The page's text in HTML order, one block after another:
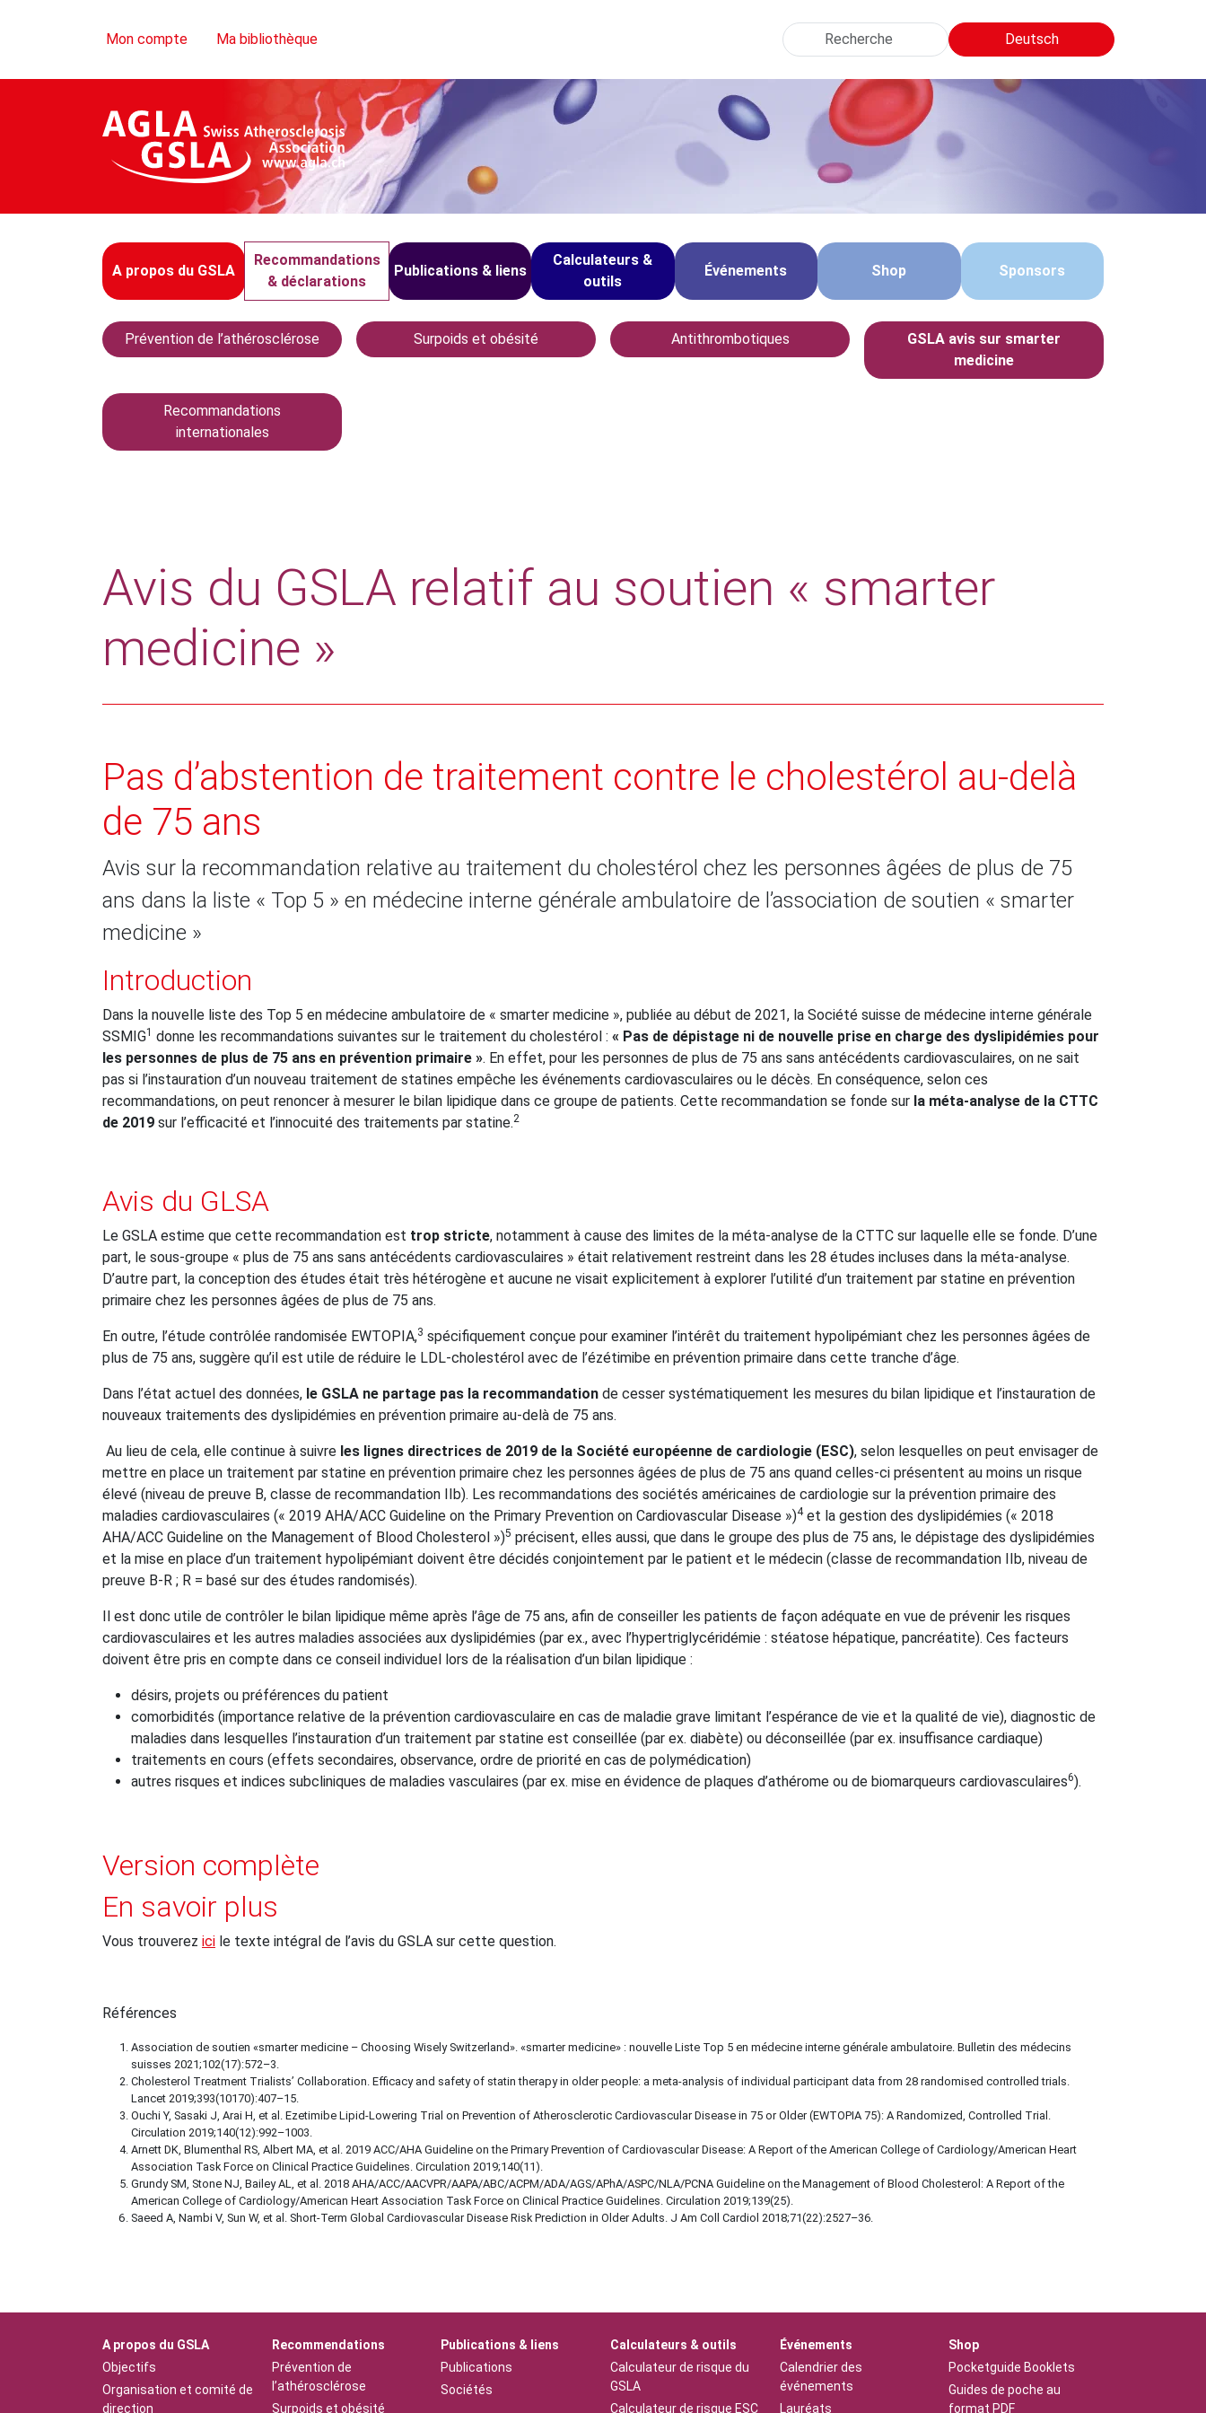
Mon compte Ma bibliothèque Recherche Deutsch
A propos du GSLA
Recommandations
& déclarations
Publications & liens
Calculateurs &
outils
Événements Shop Sponsors
Prévention de l’athérosclérose Surpoids et obésité Antithrombotiques
GSLA avis sur smarter
medicine
Recommandations
internationales
Avis du GSLA relatif au soutien « smarter
medicine »
Pas d’abstention de traitement contre le cholestérol au-delà
de 75 ans
Avis sur la recommandation relative au traitement du cholestérol chez les personnes âgées de plus de 75
ans dans la liste « Top 5 » en médecine interne générale ambulatoire de l’association de soutien « smarter
medicine »
Introduction
Dans la nouvelle liste des Top 5 en médecine ambulatoire de « smarter medicine », publiée au début de 2021, la Société suisse de médecine interne générale
SSMIG1 donne les recommandations suivantes sur le traitement du cholestérol : « Pas de dépistage ni de nouvelle prise en charge des dyslipidémies pour
les personnes de plus de 75 ans en prévention primaire ». En effet, pour les personnes de plus de 75 ans sans antécédents cardiovasculaires, on ne sait
pas si l’instauration d’un nouveau traitement de statines empêche les événements cardiovasculaires ou le décès. En conséquence, selon ces
recommandations, on peut renoncer à mesurer le bilan lipidique dans ce groupe de patients. Cette recommandation se fonde sur la méta-analyse de la CTTC
de 2019 sur l’efficacité et l’innocuité des traitements par statine.2
Avis du GLSA
Le GSLA estime que cette recommandation est trop stricte, notamment à cause des limites de la méta-analyse de la CTTC sur laquelle elle se fonde. D’une
part, le sous-groupe « plus de 75 ans sans antécédents cardiovasculaires » était relativement restreint dans les 28 études incluses dans la méta-analyse.
D’autre part, la conception des études était très hétérogène et aucune ne visait explicitement à explorer l’utilité d’un traitement par statine en prévention
primaire chez les personnes âgées de plus de 75 ans.
En outre, l’étude contrôlée randomisée EWTOPIA,3 spécifiquement conçue pour examiner l’intérêt du traitement hypolipémiant chez les personnes âgées de
plus de 75 ans, suggère qu’il est utile de réduire le LDL-cholestérol avec de l’ézétimibe en prévention primaire dans cette tranche d’âge.
Dans l’état actuel des données, le GSLA ne partage pas la recommandation de cesser systématiquement les mesures du bilan lipidique et l’instauration de
nouveaux traitements des dyslipidémies en prévention primaire au-delà de 75 ans.
Au lieu de cela, elle continue à suivre les lignes directrices de 2019 de la Société européenne de cardiologie (ESC), selon lesquelles on peut envisager de
mettre en place un traitement par statine en prévention primaire chez les personnes âgées de plus de 75 ans quand celles-ci présentent au moins un risque
élevé (niveau de preuve B, classe de recommandation IIb). Les recommandations des sociétés américaines de cardiologie sur la prévention primaire des
maladies cardiovasculaires (« 2019 AHA/ACC Guideline on the Primary Prevention on Cardiovascular Disease »)4et la gestion des dyslipidémies (« 2018
AHA/ACC Guideline on the Management of Blood Cholesterol »)5 précisent, elles aussi, que dans le groupe des plus de 75 ans, le dépistage des dyslipidémies
et la mise en place d’un traitement hypolipémiant doivent être décidés conjointement par le patient et le médecin (classe de recommandation IIb, niveau de
preuve B-R ; R = basé sur des études randomisés).
Il est donc utile de contrôler le bilan lipidique même après l’âge de 75 ans, afin de conseiller les patients de façon adéquate en vue de prévenir les risques
cardiovasculaires et les autres maladies associées aux dyslipidémies (par ex., avec l’hypertriglycéridémie : stéatose hépatique, pancréatite). Ces facteurs
doivent être pris en compte dans ce conseil individuel lors de la réalisation d’un bilan lipidique :
désirs, projets ou préférences du patient
comorbidités (importance relative de la prévention cardiovasculaire en cas de maladie grave limitant l’espérance de vie et la qualité de vie), diagnostic de
maladies dans lesquelles l’instauration d’un traitement par statine est conseillée (par ex. diabète) ou déconseillée (par ex. insuffisance cardiaque)
traitements en cours (effets secondaires, observance, ordre de priorité en cas de polymédication)
autres risques et indices subcliniques de maladies vasculaires (par ex. mise en évidence de plaques d’athérome ou de biomarqueurs cardiovasculaires6).
Version complète
En savoir plus
Vous trouverez ici le texte intégral de l’avis du GSLA sur cette question.
Références
Association de soutien «smarter medicine – Choosing Wisely Switzerland». «smarter medicine» : nouvelle Liste Top 5 en médecine interne générale ambulatoire. Bulletin des médecins
suisses 2021;102(17):572–3.
Cholesterol Treatment Trialists’ Collaboration. Efficacy and safety of statin therapy in older people: a meta-analysis of individual participant data from 28 randomised controlled trials.
Lancet 2019;393(10170):407–15.
Ouchi Y, Sasaki J, Arai H, et al. Ezetimibe Lipid-Lowering Trial on Prevention of Atherosclerotic Cardiovascular Disease in 75 or Older (EWTOPIA 75): A Randomized, Controlled Trial.
Circulation 2019;140(12):992–1003.
Arnett DK, Blumenthal RS, Albert MA, et al. 2019 ACC/AHA Guideline on the Primary Prevention of Cardiovascular Disease: A Report of the American College of Cardiology/American Heart
Association Task Force on Clinical Practice Guidelines. Circulation 2019;140(11).
Grundy SM, Stone NJ, Bailey AL, et al. 2018 AHA/ACC/AACVPR/AAPA/ABC/ACPM/ADA/AGS/APhA/ASPC/NLA/PCNA Guideline on the Management of Blood Cholesterol: A Report of the
American College of Cardiology/American Heart Association Task Force on Clinical Practice Guidelines. Circulation 2019;139(25).
Saeed A, Nambi V, Sun W, et al. Short-Term Global Cardiovascular Disease Risk Prediction in Older Adults. J Am Coll Cardiol 2018;71(22):2527–36.
A propos du GSLA
Objectifs
Organisation et comité de
direction
Recommendations
Prévention de
l’athérosclérose
Surpoids et obésité
Publications & liens
Publications
Sociétés
Calculateurs & outils
Calculateur de risque du
GSLA
Calculateur de risque ESC
Événements
Calendrier des
événements
Lauréats
Shop
Pocketguide Booklets
Guides de poche au
format PDF